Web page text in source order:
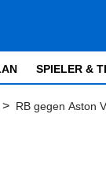
SPIELER &
> RB gegen Aston